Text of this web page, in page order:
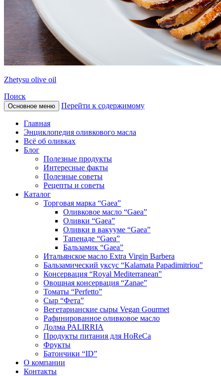
Zhetysu olive oil
Поиск
Основное меню Перейти к содержимому
Главная
Энциклопедия оливкового масла
Всё об оливках
Блог
Полезные продукты
Интересные факты
Полезные советы
Рецепты и советы
Каталог
Торговая марка “Gaea”
Оливковое масло “Gaea”
Оливки “Gaea”
Оливки в вакууме “Gaea”
Тапенаде “Gaea”
Бальзамик “Gaea”
Итальянское масло Extra Virgin Barbera
Бальзамический уксус “Kalamata Papadimitriou”
Консервация “Royal Mediterranean”
Овощная консервация “Zanae”
Томаты “Perfetto”
Сыр “Фета”
Вегетарианские сыры Vegan Gourmet
Рафинированное оливковое масло
Долма PALIRRIA
Продукты питания для HoReCa
Фрукты
Батончики “ID”
О компании
Контакты